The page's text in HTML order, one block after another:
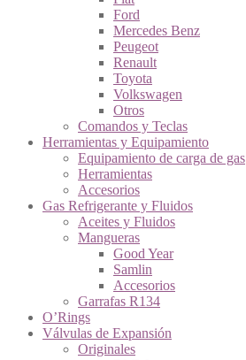
Ford
Mercedes Benz
Peugeot
Renault
Toyota
Volkswagen
Otros
Comandos y Teclas
Herramientas y Equipamiento
Equipamiento de carga de gas
Herramientas
Accesorios
Gas Refrigerante y Fluidos
Aceites y Fluidos
Mangueras
Good Year
Samlin
Accesorios
Garrafas R134
O’Rings
Válvulas de Expansión
Originales